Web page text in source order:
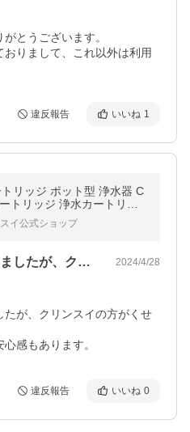
とうございます。
りまして、これ以外は利用
違反報告 いいね 1
リッジ ポット型 浄水器 C
トリッジ 浄水カートリッ
イ公式ショップ
以前はブリタを使っていましたが、クリン… 2024/4/28
たが、クリンスイの方がくせ
感もあります。
違反報告 いいね 0